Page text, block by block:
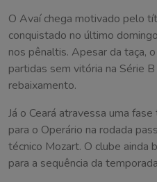
O Avaí chega motivado pelo
conquistado no último
nos pênaltis. Apesar da taça,
partidas sem vitória na Série
rebaixamento.
Já o Ceará atravessa uma
para o Operário na rodada
técnico Mozart. O clube ainda
para a sequência da